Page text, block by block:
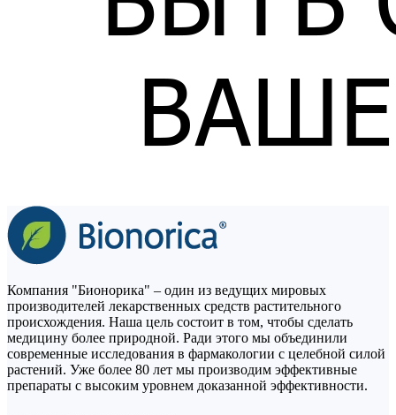
Компания "Бионорика" – один из ведущих мировых
производителей лекарственных средств растительного
происхождения. Наша цель состоит в том, чтобы сделать
медицину более природной. Ради этого мы объединили
современные исследования в фармакологии с целебной силой
растений. Уже более 80 лет мы производим эффективные
препараты с высоким уровнем доказанной эффективности.